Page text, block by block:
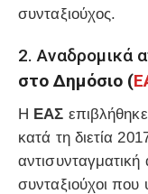
συνταξιούχος.
2. Αναδρομικά
στο Δημόσιο (
Η ΕΑΣ
κατά τη διετία
συνταξιούχοι